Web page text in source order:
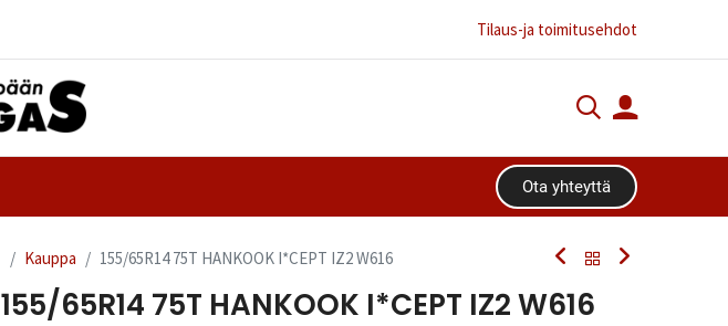
Tilaus-ja toimitusehdot
Ota yhteyttä​​​​
Kauppa 155/65R14 75T HANKOOK I*CEPT IZ2 W616
155/65R14 75T HANKOOK I*CEPT IZ2 W616